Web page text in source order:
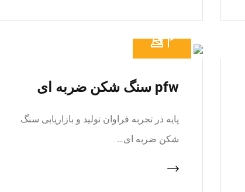
pfw سنگ شکن ضربه ای
پایه در تجربه فراوان تولید و بازاریابی سنگ
شکن ضربه ای…